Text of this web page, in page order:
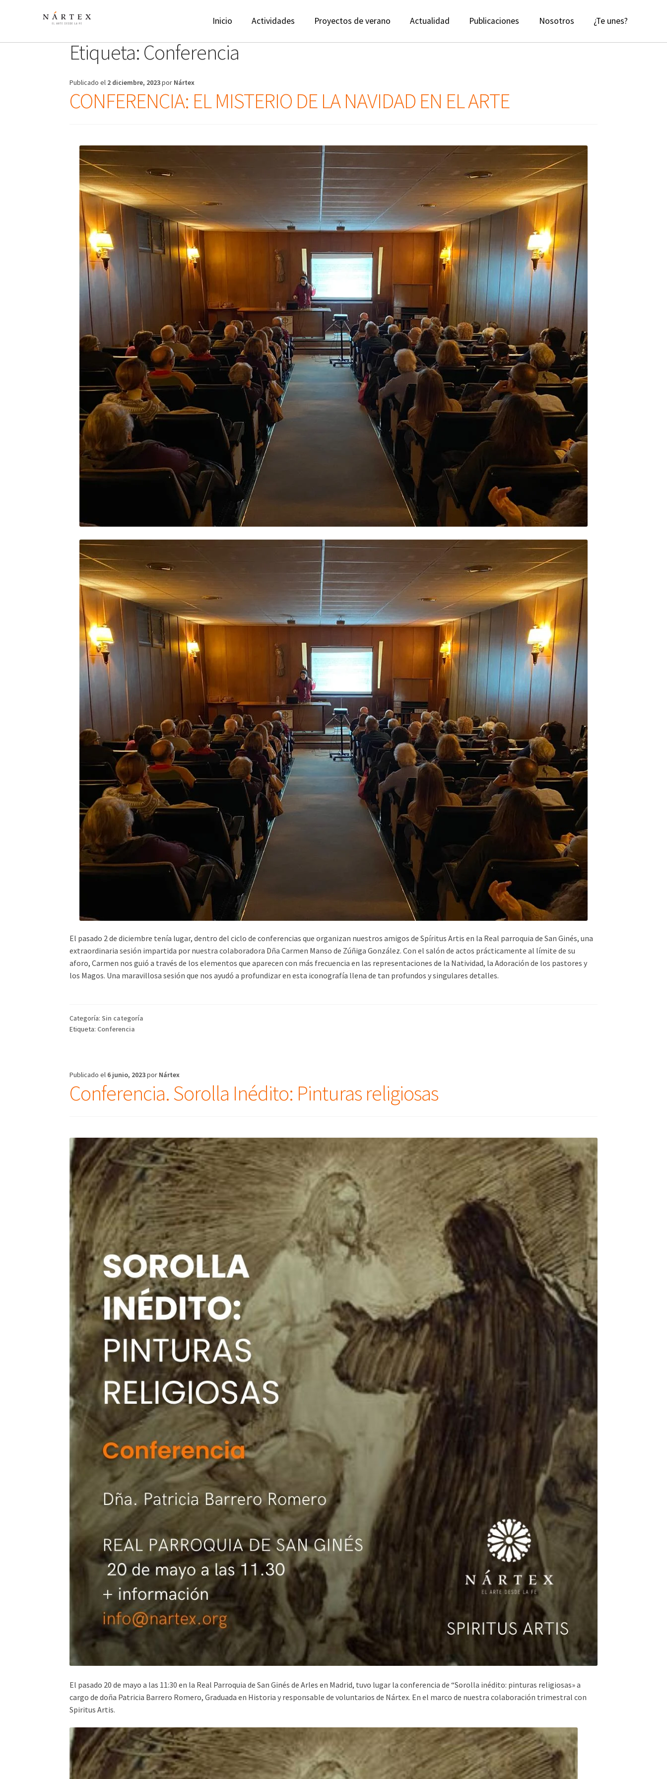
navegación
Inicio Actividades Proyectos de verano Actualidad Publicaciones Nosotros ¿Te unes?
Etiqueta: Conferencia
Publicado el 2 diciembre, 2023por Nártex
CONFERENCIA: EL MISTERIO DE LA NAVIDAD EN EL ARTE
El pasado 2 de diciembre tenía lugar, dentro del ciclo de conferencias que organizan nuestros amigos de Spíritus Artis en la Real parroquia de San Ginés, una
extraordinaria sesión impartida por nuestra colaboradora Dña Carmen Manso de Zúñiga González. Con el salón de actos prácticamente al límite de su
aforo, Carmen nos guió a través de los elementos que aparecen con más frecuencia en las representaciones de la Natividad, la Adoración de los pastores y
los Magos. Una maravillosa sesión que nos ayudó a profundizar en esta iconografía llena de tan profundos y singulares detalles.
Categoría: Sin categoría
Etiqueta: Conferencia
Publicado el 6 junio, 2023por Nártex
Conferencia. Sorolla Inédito: Pinturas religiosas
El pasado 20 de mayo a las 11:30 en la Real Parroquia de San Ginés de Arles en Madrid, tuvo lugar la conferencia de “Sorolla inédito: pinturas religiosas» a
cargo de doña Patricia Barrero Romero, Graduada en Historia y responsable de voluntarios de Nártex. En el marco de nuestra colaboración trimestral con
Spiritus Artis.